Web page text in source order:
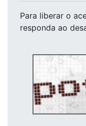
Para liberar o
responda ao